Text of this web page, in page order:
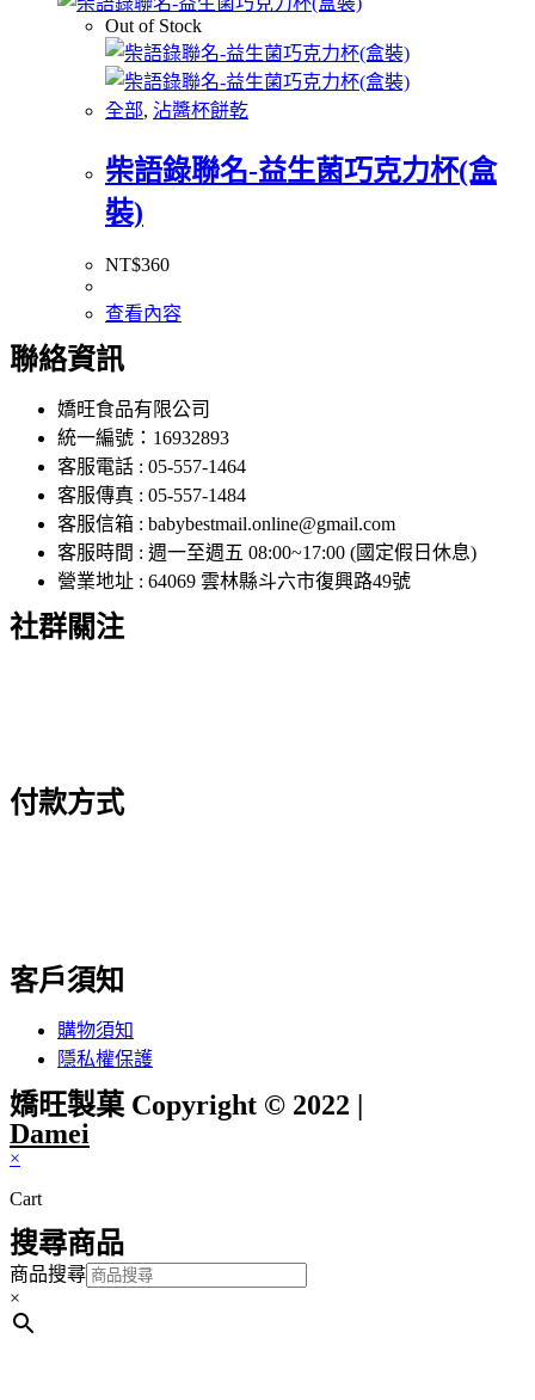
Out of Stock
全部, 沾醬杯餅乾
柴語錄聯名-益生菌巧克力杯(盒
裝)
NT$360
查看內容
聯絡資訊
嬌旺食品有限公司
統一編號：16932893
客服電話 : 05-557-1464
客服傳真 : 05-557-1484
客服信箱 : babybestmail.online@gmail.com
客服時間 : 週一至週五 08:00~17:00 (國定假日休息)
營業地址 : 64069 雲林縣斗六市復興路49號
社群關注
付款方式
客戶須知
購物須知
隱私權保護
嬌旺製菓 Copyright © 2022 |
Damei
×
Cart
搜尋商品
商品搜尋
×